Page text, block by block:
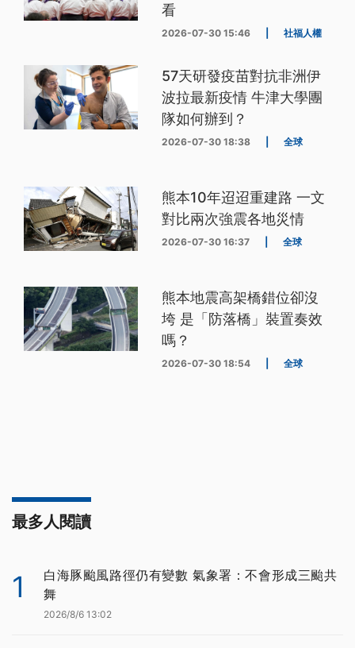
看
2026-07-30 15:46 社福人權
57天研發疫苗對抗非洲伊
波拉最新疫情 牛津大學團
隊如何辦到？
2026-07-30 18:38 全球
熊本10年迢迢重建路 一文
對比兩次強震各地災情
2026-07-30 16:37 全球
熊本地震高架橋錯位卻沒
垮 是「防落橋」裝置奏效
嗎？
2026-07-30 18:54 全球
最多人閱讀
1
白海豚颱風路徑仍有變數 氣象署：不會形成三颱共
舞
2026/8/6 13:02